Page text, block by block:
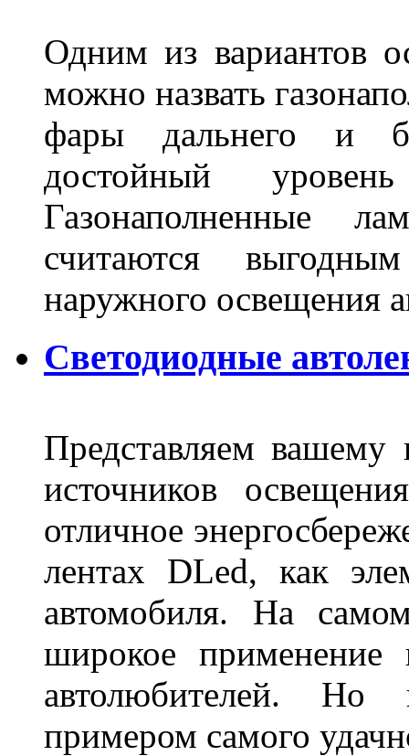
Одним из вариантов
можно назвать
фары дальнего и
достойный
Газонаполненные
считаются
наружного освещения
Светодиодные
Представляем
источников
отличное
лентах DLed, как
автомобиля. На
широкое
автолюбителей. Но
примером самого